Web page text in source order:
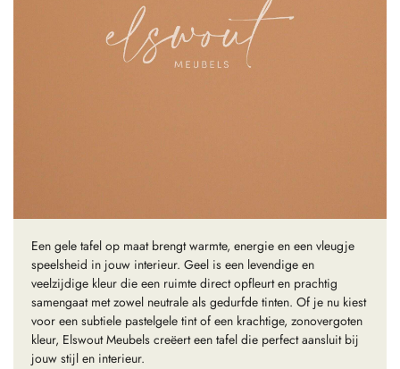
Een gele tafel op maat brengt warmte, energie en een vleugje
speelsheid in jouw interieur. Geel is een levendige en
veelzijdige kleur die een ruimte direct opfleurt en prachtig
samengaat met zowel neutrale als gedurfde tinten. Of je nu kiest
voor een subtiele pastelgele tint of een krachtige, zonovergoten
kleur, Elswout Meubels creëert een tafel die perfect aansluit bij
jouw stijl en interieur.